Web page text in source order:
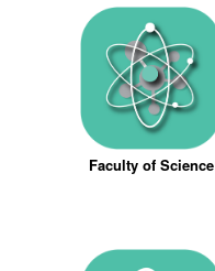
Faculty of Science